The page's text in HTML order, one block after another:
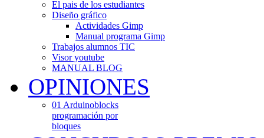
El pais de los estudiantes
Diseño gráfico
Actividades Gimp
Manual programa Gimp
Trabajos alumnos TIC
Visor youtube
MANUAL BLOG
OPINIONES
01 Arduinoblocks
programación por
bloques